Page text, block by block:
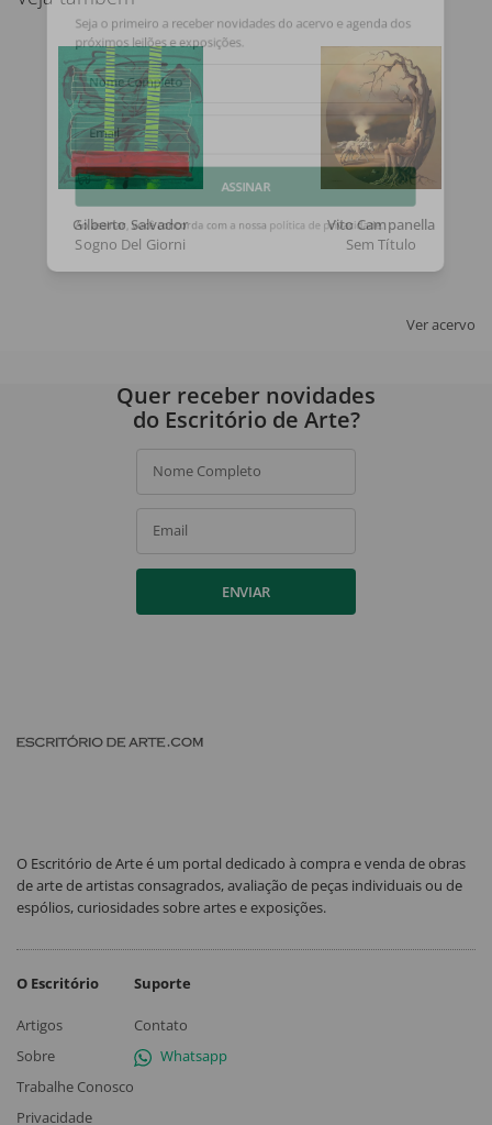
Gilberto Salvador
Sogno Del Giorni
Vito Campanella
Sem Título
Ver acervo
Seja o primeiro a receber novidades do acervo e agenda dos
próximos leilões e exposições.
Nome Completo
Email
ASSINAR
Ao assinar, você concorda com a nossa política de privacidade.
Quer receber novidades
do Escritório de Arte?
Nome Completo
Email
ENVIAR
O Escritório de Arte é um portal dedicado à compra e venda de obras
de arte de artistas consagrados, avaliação de peças individuais ou de
espólios, curiosidades sobre artes e exposições.
O Escritório
Artigos
Sobre
Trabalhe Conosco
Privacidade
Suporte
Contato
Whatsapp